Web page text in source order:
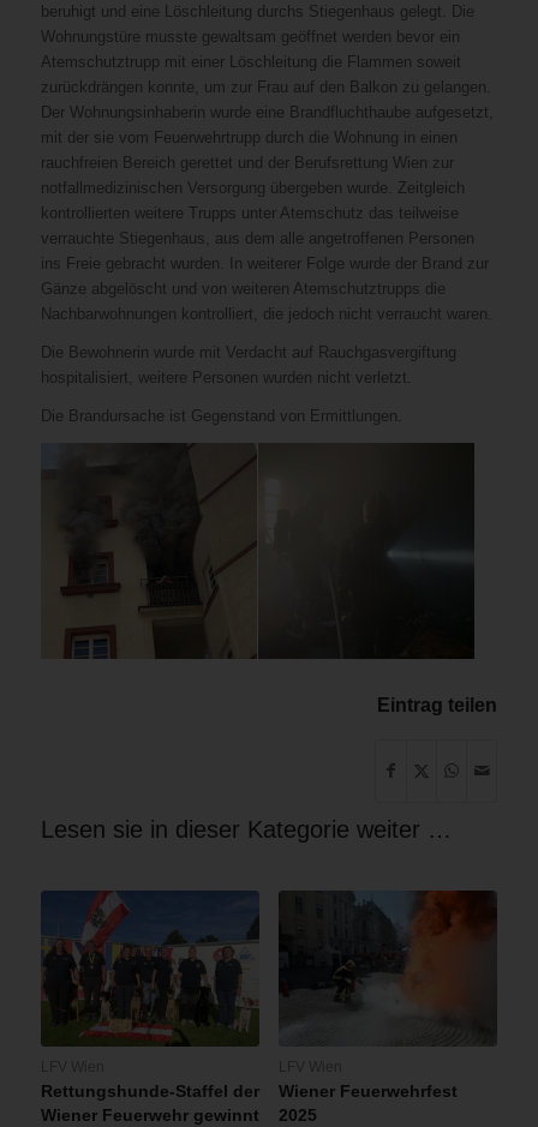
beruhigt und eine Löschleitung durchs Stiegenhaus gelegt. Die
Wohnungstüre musste gewaltsam geöffnet werden bevor ein
Atemschutztrupp mit einer Löschleitung die Flammen soweit
zurückdrängen konnte, um zur Frau auf den Balkon zu gelangen.
Der Wohnungsinhaberin wurde eine Brandfluchthaube aufgesetzt,
mit der sie vom Feuerwehrtrupp durch die Wohnung in einen
rauchfreien Bereich gerettet und der Berufsrettung Wien zur
notfallmedizinischen Versorgung übergeben wurde. Zeitgleich
kontrollierten weitere Trupps unter Atemschutz das teilweise
verrauchte Stiegenhaus, aus dem alle angetroffenen Personen
ins Freie gebracht wurden. In weiterer Folge wurde der Brand zur
Gänze abgelöscht und von weiteren Atemschutztrupps die
Nachbarwohnungen kontrolliert, die jedoch nicht verraucht waren.
Die Bewohnerin wurde mit Verdacht auf Rauchgasvergiftung
hospitalisiert, weitere Personen wurden nicht verletzt.
Die Brandursache ist Gegenstand von Ermittlungen.
Eintrag teilen
Lesen sie in dieser Kategorie weiter …
Rettungshunde-Staffel der
Wiener Feuerwehr gewinnt
Wiener Feuerwehrfest
2025